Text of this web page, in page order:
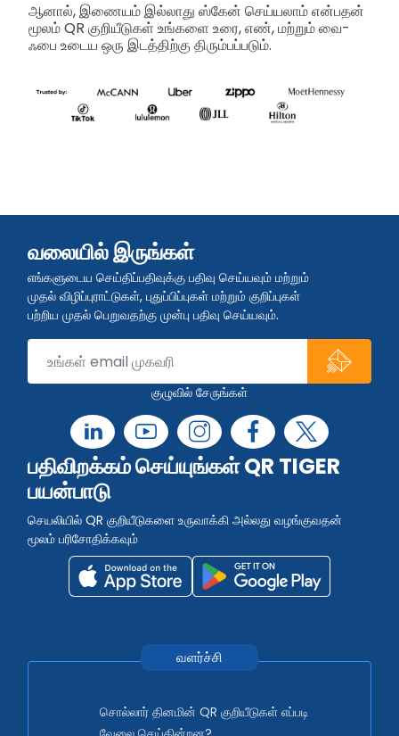
ஆனால், இணையம் இல்லாது ஸ்கேன் செய்யலாம் என்பதன்
மூலம் QR குறியீடுகள் உங்களை உரை, எண், மற்றும் வை-
ஃபை உடைய ஒரு இடத்திற்கு திரும்பப்படும்.
வலையில் இருங்கள்
எங்களுடைய செய்திப்பதிவுக்கு பதிவு செய்யவும் மற்றும்
முதல் விழிப்புராட்டுகள், புதுப்பிப்புகள் மற்றும் குறிப்புகள்
பற்றிய முதல் பெறுவதற்கு முன்பு பதிவு செய்யவும்.
குழுவில் சேருங்கள்
பதிவிறக்கம் செய்யுங்கள் QR TIGER
பயன்பாடு
செயலியில் QR குறியீடுகளை உருவாக்கி அல்லது வழங்குவதன்
மூலம் பரிசோதிக்கவும்
வளர்ச்சி
சொல்லார் தினமின் QR குறியீடுகள் எப்படி